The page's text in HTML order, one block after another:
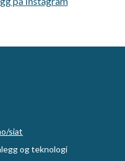
siat
og teknologi